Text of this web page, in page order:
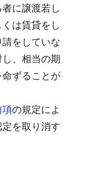
に譲渡若し
は賃貸をし
をしていな
、相当の期
ずることが
項の規定によ
を取り消す